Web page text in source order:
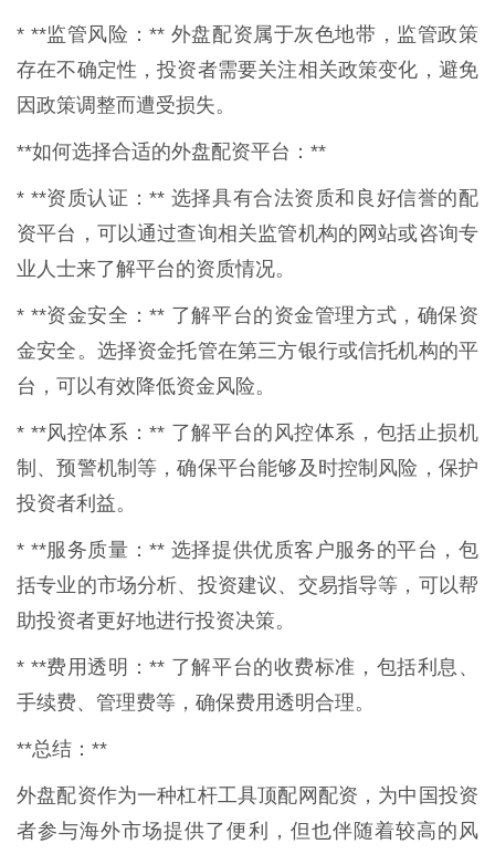
* **监管风险：** 外盘配资属于灰色地带，监管政策
存在不确定性，投资者需要关注相关政策变化，避免
因政策调整而遭受损失。
**如何选择合适的外盘配资平台：**
* **资质认证：** 选择具有合法资质和良好信誉的配
资平台，可以通过查询相关监管机构的网站或咨询专
业人士来了解平台的资质情况。
* **资金安全：** 了解平台的资金管理方式，确保资
金安全。选择资金托管在第三方银行或信托机构的平
台，可以有效降低资金风险。
* **风控体系：** 了解平台的风控体系，包括止损机
制、预警机制等，确保平台能够及时控制风险，保护
投资者利益。
* **服务质量：** 选择提供优质客户服务的平台，包
括专业的市场分析、投资建议、交易指导等，可以帮
助投资者更好地进行投资决策。
* **费用透明：** 了解平台的收费标准，包括利息、
手续费、管理费等，确保费用透明合理。
**总结：**
外盘配资作为一种杠杆工具顶配网配资，为中国投资
者参与海外市场提供了便利，但也伴随着较高的风